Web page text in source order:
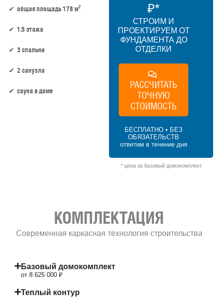
общая площадь 178 м2
1.5 этажа
3 спальни
2 санузла
сауна в доме
₽*
СТРОИМ И
ПРОЕКТИРУЕМ ОТ
ФУНДАМЕНТА ДО
ОТДЕЛКИ
РАССЧИТАТЬ
ТОЧНУЮ
СТОИМОСТЬ
БЕСПЛАТНО • БЕЗ
ОБЯЗАТЕЛЬСТВ
ответим в течение дня
* цена за базовый домокомплект
КОМПЛЕКТАЦИЯ
Современная каркасная технология строительства
Базовый домокомплект
от 8 625 000 ₽
Теплый контур